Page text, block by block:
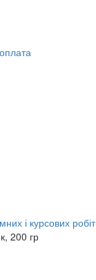
і курсових робіт
200 гр